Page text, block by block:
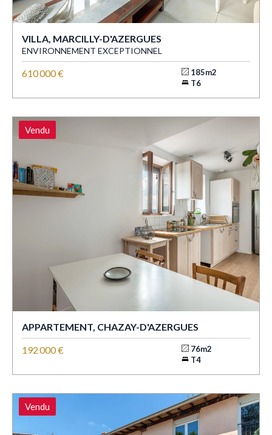
VILLA, MARCILLY-D'AZERGUES
ENVIRONNEMENT EXCEPTIONNEL
610 000 €
185m2
T6
Vendu
APPARTEMENT, CHAZAY-D'AZERGUES
192 000 €
76m2
T4
Vendu